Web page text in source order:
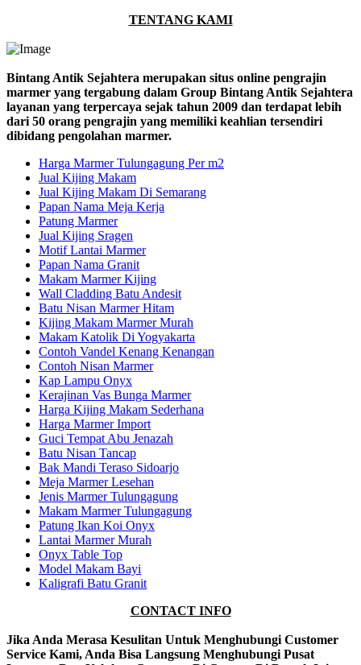
TENTANG KAMI
Bintang Antik Sejahtera merupakan situs online pengrajin
marmer yang tergabung dalam Group Bintang Antik Sejahtera
layanan yang terpercaya sejak tahun 2009 dan terdapat lebih
dari 50 orang pengrajin yang memiliki keahlian tersendiri
dibidang pengolahan marmer.
Harga Marmer Tulungagung Per m2
Jual Kijing Makam
Jual Kijing Makam Di Semarang
Papan Nama Meja Kerja
Patung Marmer
Jual Kijing Sragen
Motif Lantai Marmer
Papan Nama Granit
Makam Marmer Kijing
Wall Cladding Batu Andesit
Batu Nisan Marmer Hitam
Kijing Makam Marmer Murah
Makam Katolik Di Yogyakarta
Contoh Vandel Kenang Kenangan
Contoh Nisan Marmer
Kap Lampu Onyx
Kerajinan Vas Bunga Marmer
Harga Kijing Makam Sederhana
Harga Marmer Import
Guci Tempat Abu Jenazah
Batu Nisan Tancap
Bak Mandi Teraso Sidoarjo
Meja Marmer Lesehan
Jenis Marmer Tulungagung
Makam Marmer Tulungagung
Patung Ikan Koi Onyx
Lantai Marmer Murah
Onyx Table Top
Model Makam Bayi
Kaligrafi Batu Granit
CONTACT INFO
Jika Anda Merasa Kesulitan Untuk Menghubungi Customer
Service Kami, Anda Bisa Langsung Menghubungi Pusat